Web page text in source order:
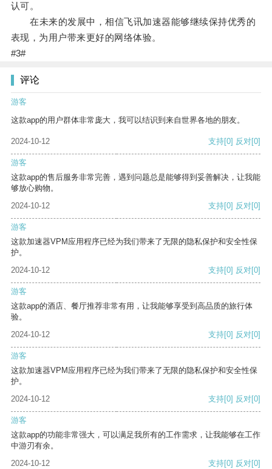
认可。
在未来的发展中，相信飞讯加速器能够继续保持优秀的
表现，为用户带来更好的网络体验。
#3#
评论
游客
这款app的用户群体非常庞大，我可以结识到来自世界各地的朋友。
2024-10-12 支持[0] 反对[0]
游客
这款app的售后服务非常完善，遇到问题总是能够得到妥善解决，让我能
够放心购物。
2024-10-12
支持[0] 反对[0]
游客
这款加速器VPM应用程序已经为我们带来了无限的隐私保护和安全性保
护。
2024-10-12
支持[0] 反对[0]
游客
这款app的酒店、餐厅推荐非常有用，让我能够享受到高品质的旅行体
验。
2024-10-12
支持[0] 反对[0]
游客
这款加速器VPM应用程序已经为我们带来了无限的隐私保护和安全性保
护。
2024-10-12
支持[0] 反对[0]
游客
这款app的功能非常强大，可以满足我所有的工作需求，让我能够在工作
中游刃有余。
2024-10-12
支持[0] 反对[0]